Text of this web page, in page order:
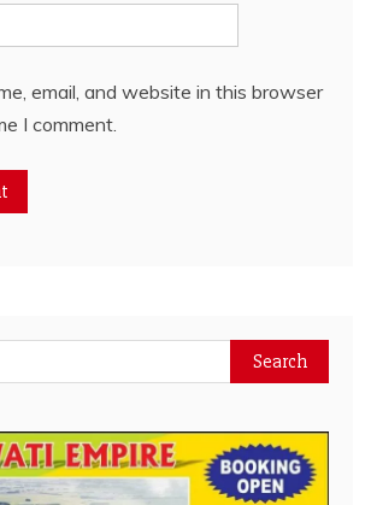
email, and website in this browser
I comment.